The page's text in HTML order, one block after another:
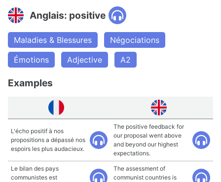
Anglais: positive
Maladies & Blessures
Négociations
Émotions
Adjective A2
Examples
L'écho positif à nos
propositions a dépassé nos
espoirs les plus audacieux.
The positive feedback for
our proposal went above
and beyond our highest
expectations.
Le bilan des pays
communistes est
The assessment of
communist countries is